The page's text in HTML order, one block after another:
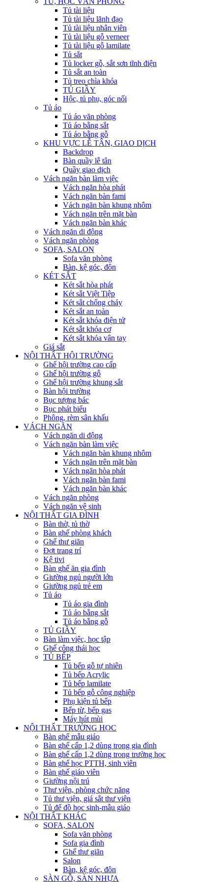
Tủ tài liệu
Tủ tài liệu lãnh đạo
Tủ tài liệu nhân viên
Tủ tài liệu gỗ verneer
Tủ tài liệu gỗ lamilate
Tủ sắt
Tủ locker gỗ, sắt sơn tĩnh điện
Tủ sắt an toàn
Tủ treo chìa khóa
TỦ GIẦY
Hộc, tủ phụ, góc nối
Tủ áo
Tủ áo văn phòng
Tủ áo bằng sắt
Tủ áo bằng gỗ
KHU VỰC LỄ TÂN, GIAO DỊCH
Backdrop
Bàn quầy lễ tân
Quầy giao dịch
Vách ngăn bàn làm việc
Vách ngăn hòa phát
Vách ngăn bàn fami
Vách ngăn bàn khung nhôm
Vách ngăn trên mặt bàn
Vách ngăn bàn khác
Vách ngăn di động
Vách ngăn phòng
SOFA, SALON
Sofa văn phòng
Bàn, kệ góc, đôn
KÉT SẮT
Két sắt hòa phát
Két sắt Việt Tiệp
Két sắt chống cháy
Két sắt an toàn
Két sắt khóa điện tử
Két sắt khóa cơ
Két sắt khóa vân tay
Giá sắt
NỘI THẤT HỘI TRƯỜNG
Ghế hội trường cao cấp
Ghế hội trường gỗ
Ghế hội trường khung sắt
Bàn hội trường
Bục tượng bác
Bục phát biểu
Phông, rèm sân khấu
VÁCH NGĂN
Vách ngăn di động
Vách ngăn bàn làm việc
Vách ngăn bàn khung nhôm
Vách ngăn trên mặt bàn
Vách ngăn hòa phát
Vách ngăn bàn fami
Vách ngăn bàn khác
Vách ngăn phòng
Vách ngăn vệ sinh
NỘI THẤT GIA ĐÌNH
Bàn thờ, tủ thờ
Bàn ghế phòng khách
Ghế thư giãn
Đợt trang trí
Kệ tivi
Bàn ghế ăn gia đình
Giường ngủ người lớn
Giường ngủ trẻ em
Tủ áo
Tủ áo gia đình
Tủ áo bằng sắt
Tủ áo bằng gỗ
TỦ GIẦY
Bàn làm việc, học tập
Ghế công thái học
TỦ BẾP
Tủ bếp gỗ tự nhiên
Tủ bếp Acrylic
Tủ bếp lamilate
Tủ bếp gỗ công nghiệp
Phụ kiện tủ bếp
Bếp từ, bếp gas
Máy hút mùi
NỘI THẤT TRƯỜNG HỌC
Bàn ghế mẫu giáo
Bàn ghế cấp 1,2 dùng trong gia đình
Bàn ghế cấp 1,2 dùng trong trường học
Bàn ghế học PTTH, sinh viên
Bàn ghế giáo viên
Giường nội trú
Thư viện, phòng chức năng
Tủ thư viện, giá sắt thư viện
Tủ để đồ học sinh-mẫu giáo
NỘI THẤT KHÁC
SOFA, SALON
Sofa văn phòng
Sofa gia đình
Ghế thư giãn
Salon
Bàn, kệ góc, đôn
SÀN GỖ, SÀN NHỰA